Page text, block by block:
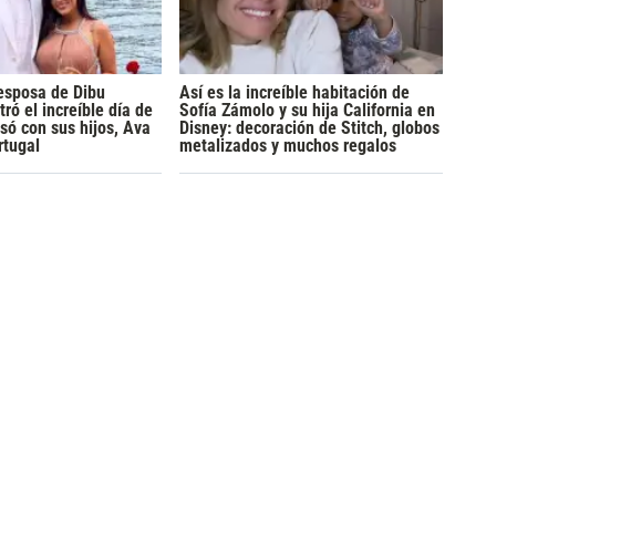
de Dibu
el increíble día de
con sus hijos, Ava
Así es la increíble habitación de
Sofía Zámolo y su hija California en
Disney: decoración de Stitch, globos
metalizados y muchos regalos